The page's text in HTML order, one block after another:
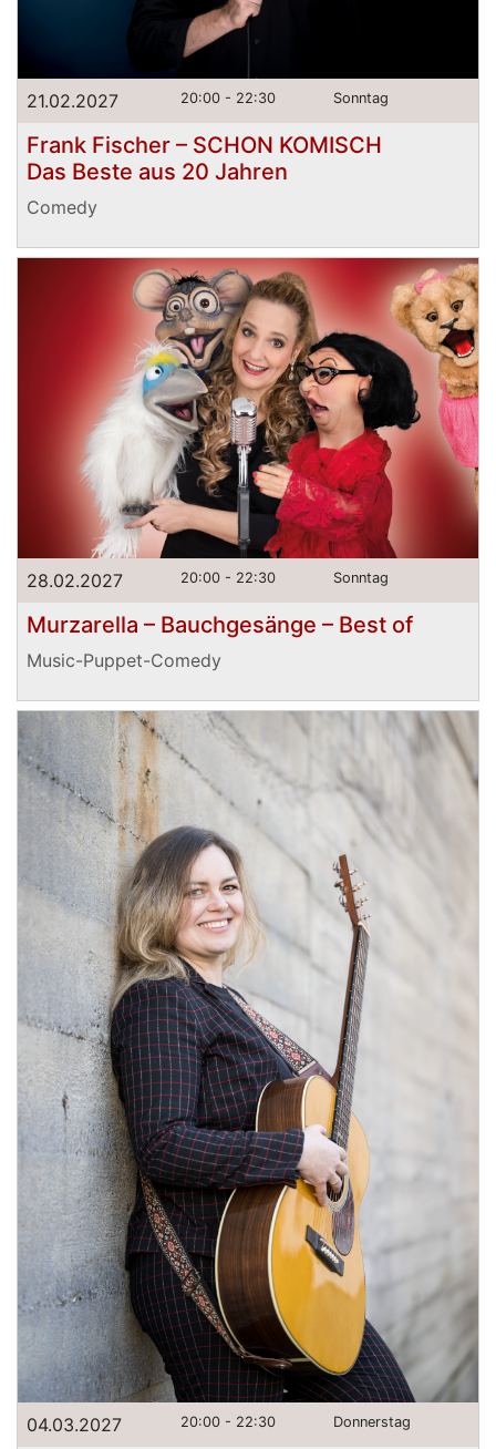
21.02.2027 20:00 - 22:30 Sonntag
Frank Fischer – SCHON KOMISCH
Das Beste aus 20 Jahren
Comedy
28.02.2027 20:00 - 22:30 Sonntag
Murzarella – Bauchgesänge – Best of
Music-Puppet-Comedy
04.03.2027 20:00 - 22:30 Donnerstag